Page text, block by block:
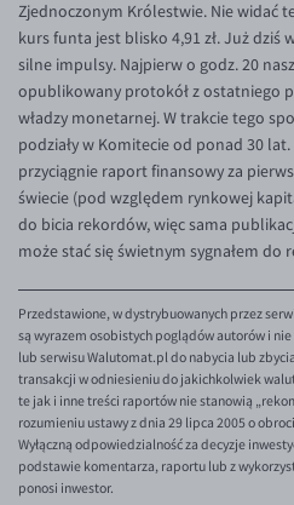
Zjednoczonym Królestwie. Nie widać
kurs funta jest blisko 4,91 zł. Już
silne impulsy. Najpierw o godz. 20
opublikowany protokół z ostatniego
władzy monetarnej. W trakcie tego
podziały w Komitecie od ponad 30
przyciągnie raport finansowy za
świecie (pod względem rynkowej
do bicia rekordów, więc sama
może stać się świetnym sygnałem do
Przedstawione, w dystrybuowanych przez
są wyrazem osobistych poglądów autorów i
lub serwisu Walutomat.pl do nabycia lub
transakcji w odniesieniu do jakichkolwiek
te jak i inne treści raportów nie stanowią
rozumieniu ustawy z dnia 29 lipca 2005 o
Wyłączną odpowiedzialność za decyzje
podstawie komentarza, raportu lub z
ponosi inwestor.